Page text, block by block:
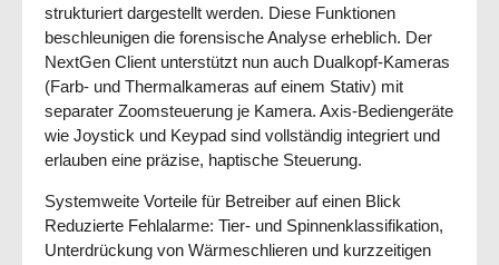
strukturiert dargestellt werden. Diese Funktionen
beschleunigen die forensische Analyse erheblich. Der
NextGen Client unterstützt nun auch Dualkopf-Kameras
(Farb- und Thermalkameras auf einem Stativ) mit
separater Zoomsteuerung je Kamera. Axis-Bediengeräte
wie Joystick und Keypad sind vollständig integriert und
erlauben eine präzise, haptische Steuerung.
Systemweite Vorteile für Betreiber auf einen Blick
Reduzierte Fehlalarme: Tier- und Spinnenklassifikation,
Unterdrückung von Wärmeschlieren und kurzzeitigen